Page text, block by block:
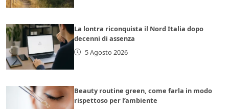
La lontra riconquista il Nord Italia dopo
decenni di assenza
5 Agosto 2026
Beauty routine green, come farla in modo
rispettoso per l’ambiente